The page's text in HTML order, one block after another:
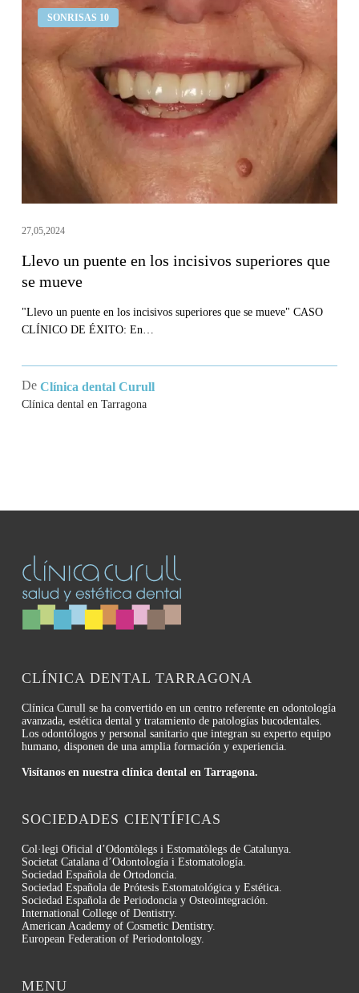
SONRISAS 10
puente
los
incisivos
superiores
mueve
27,05,2024
Llevo un puente en los incisivos superiores que
se mueve
"Llevo un puente en los incisivos superiores que se mueve" CASO
CLÍNICO DE ÉXITO: En…
De Clínica dental Curull
Clínica dental en Tarragona
CLÍNICA DENTAL TARRAGONA
Clínica Curull se ha convertido en un centro referente en odontología
avanzada, estética dental y tratamiento de patologías bucodentales.
Los odontólogos y personal sanitario que integran su experto equipo
humano, disponen de una amplia formación y experiencia.
Visítanos en nuestra clínica dental en Tarragona.
SOCIEDADES CIENTÍFICAS
Col·legi Oficial d’Odontòlegs i Estomatòlegs de Catalunya.
Societat Catalana d’Odontología i Estomatología.
Sociedad Española de Ortodoncia.
Sociedad Española de Prótesis Estomatológica y Estética.
Sociedad Española de Periodoncia y Osteointegración.
International College of Dentistry.
American Academy of Cosmetic Dentistry.
European Federation of Periodontology.
MENU